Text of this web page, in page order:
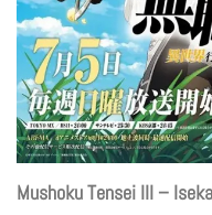
Mushoku Tensei III –